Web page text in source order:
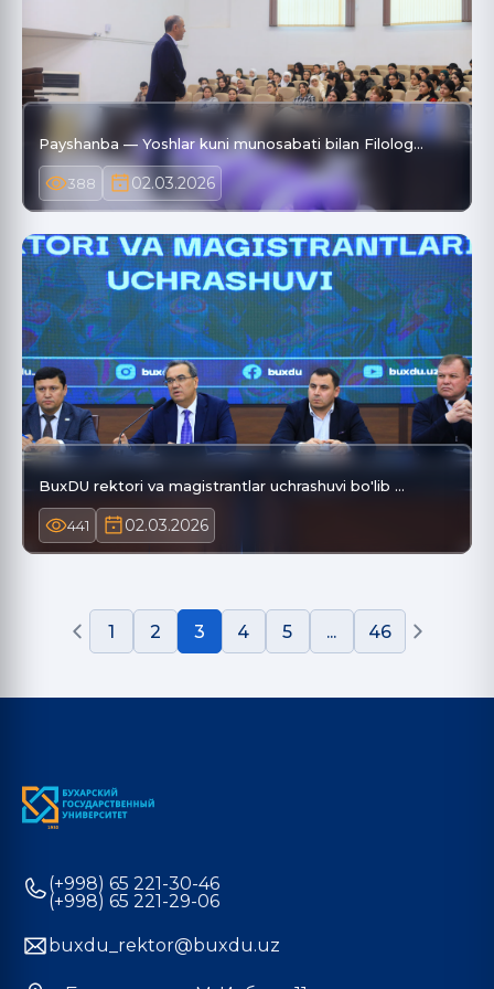
Payshanba — Yoshlar kuni munosabati bilan Filolog…
388 02.03.2026
BuxDU rektori va magistrantlar uchrashuvi bo'lib …
441 02.03.2026
1 2 3 4 5 ... 46
(+998) 65 221-30-46
(+998) 65 221-29-06
buxdu_rektor@buxdu.uz